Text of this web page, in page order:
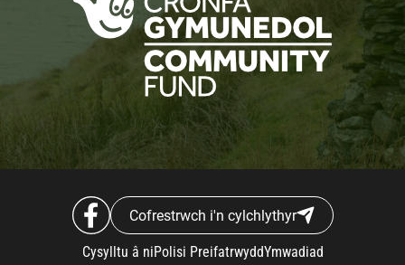
Cofrestrwch i'n cylchlythyr
Cysylltu â niPolisi PreifatrwyddYmwadiad